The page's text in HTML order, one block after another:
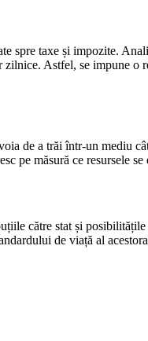
taxe și impozite.
Astfel, se impune
de a trăi într-un mediu
pe măsură ce resursele se
către stat și
de viață al